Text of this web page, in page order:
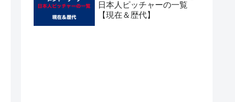
日本人ピッチャーの一覧
【現在＆歴代】